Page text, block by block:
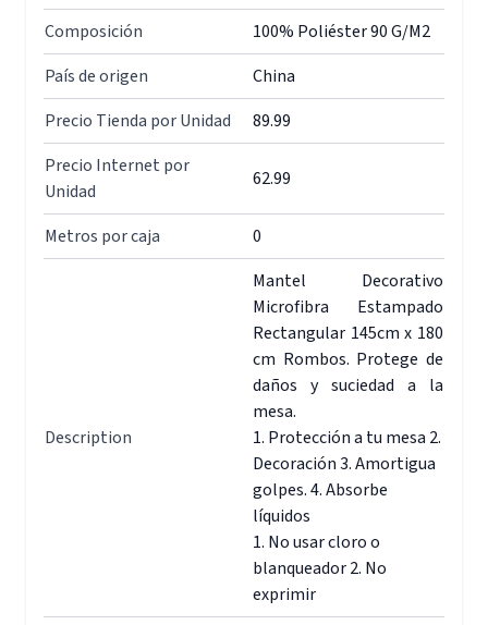
Composición
100% Poliéster 90 G/M2
País de origen
China
Precio Tienda por Unidad
89.99
Precio Internet por
Unidad
62.99
Metros por caja 0
Description
Mantel Decorativo
Microfibra Estampado
Rectangular 145cm x 180
cm Rombos. Protege de
daños y suciedad a la
mesa.
1. Protección a tu mesa 2.
Decoración 3. Amortigua
golpes. 4. Absorbe
líquidos
1. No usar cloro o
blanqueador 2. No
exprimir